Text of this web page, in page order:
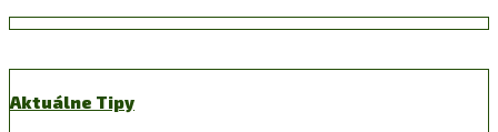
Aktuálne Tipy